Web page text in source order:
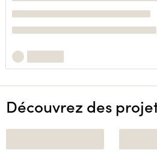
Découvrez des